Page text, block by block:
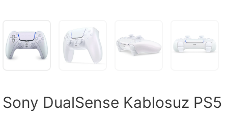
Sony DualSense Kablosuz PS5